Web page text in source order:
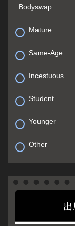
Bodyswap
Mature
Same-Age
Incestuous
Student
Younger
Other